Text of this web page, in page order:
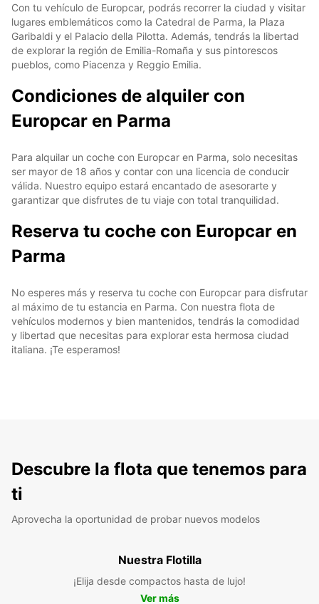
Con tu vehículo de Europcar, podrás recorrer la ciudad y visitar
lugares emblemáticos como la Catedral de Parma, la Plaza
Garibaldi y el Palacio della Pilotta. Además, tendrás la libertad
de explorar la región de Emilia-Romaña y sus pintorescos
pueblos, como Piacenza y Reggio Emilia.
Condiciones de alquiler con
Europcar en Parma
Para alquilar un coche con Europcar en Parma, solo necesitas
ser mayor de 18 años y contar con una licencia de conducir
válida. Nuestro equipo estará encantado de asesorarte y
garantizar que disfrutes de tu viaje con total tranquilidad.
Reserva tu coche con Europcar en
Parma
No esperes más y reserva tu coche con Europcar para disfrutar
al máximo de tu estancia en Parma. Con nuestra flota de
vehículos modernos y bien mantenidos, tendrás la comodidad
y libertad que necesitas para explorar esta hermosa ciudad
italiana. ¡Te esperamos!
Descubre la flota que tenemos para
ti
Aprovecha la oportunidad de probar nuevos modelos
Nuestra Flotilla
¡Elija desde compactos hasta de lujo!
Ver más